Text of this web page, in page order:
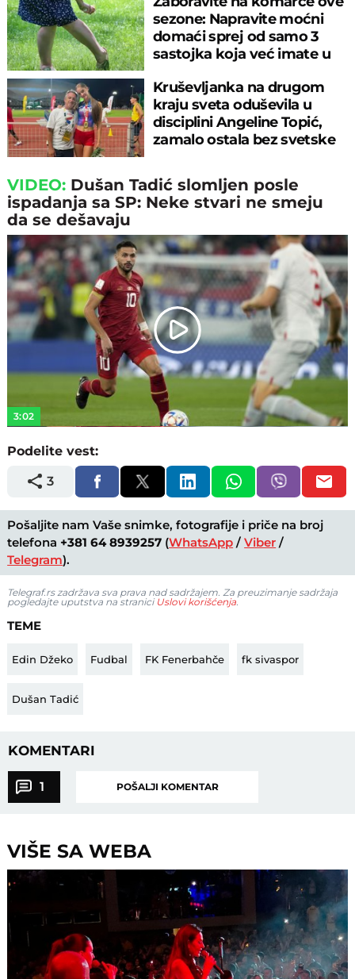
sezone: Napravite moćni
domaći sprej od samo 3
sastojka koja već imate u
Kruševljanka na drugom
kraju sveta oduševila u
disciplini Angeline Topić,
zamalo ostala bez svetske
VIDEO: Dušan Tadić slomljen posle
ispadanja sa SP: Neke stvari ne smeju
da se dešavaju
Play
Video
3:02
Podelite vest:
3
Pošaljite nam Vaše snimke, fotografije i priče na broj
telefona +381 64 8939257 (WhatsApp /Viber /
Telegram).
Telegraf.rs zadržava sva prava nad sadržajem. Za preuzimanje sadržaja
pogledajte uputstva na stranici Uslovi korišćenja.
TEME
Edin Džeko Fudbal FK Fenerbahče fk sivaspor
Dušan Tadić
KOMENTARI
1 POŠALJI KOMENTAR
VIŠE SA WEBA